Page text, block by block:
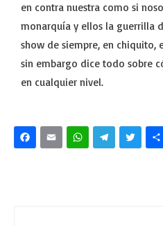
en contra nuestra como si
monarquía y ellos la guerrilla
show de siempre, en chiquito,
sin embargo dice todo sobre
en cualquier nivel.
Facebook
Email